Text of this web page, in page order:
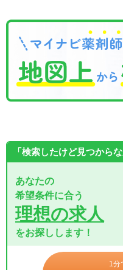
「検索したけど見つから
あなたの
希望条件に合う
理想の求人
をお探しします！
1分